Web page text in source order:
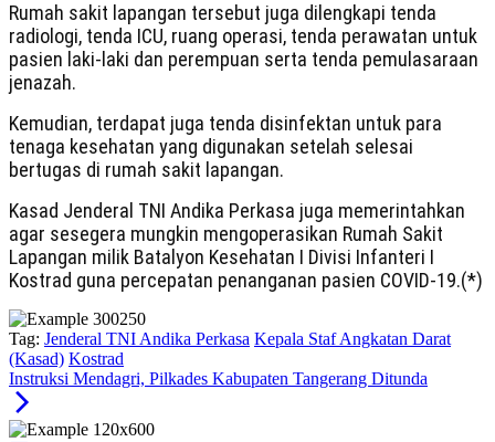
Rumah sakit lapangan tersebut juga dilengkapi tenda
radiologi, tenda ICU, ruang operasi, tenda perawatan untuk
pasien laki-laki dan perempuan serta tenda pemulasaraan
jenazah.
Kemudian, terdapat juga tenda disinfektan untuk para
tenaga kesehatan yang digunakan setelah selesai
bertugas di rumah sakit lapangan.
Kasad Jenderal TNI Andika Perkasa juga memerintahkan
agar sesegera mungkin mengoperasikan Rumah Sakit
Lapangan milik Batalyon Kesehatan I Divisi Infanteri I
Kostrad guna percepatan penanganan pasien COVID-19.(*)
Tag: Jenderal TNI Andika Perkasa Kepala Staf Angkatan Darat
(Kasad) Kostrad
Instruksi Mendagri, Pilkades Kabupaten Tangerang Ditunda